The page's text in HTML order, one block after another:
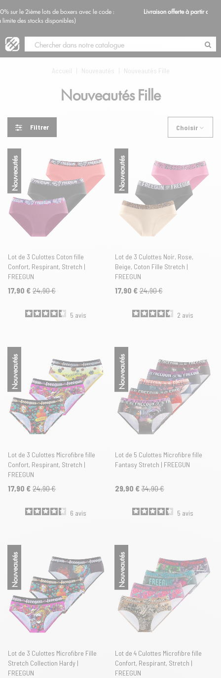
: Livraison offerte à partir de 69€ d'achat en France métropolitaine
Accueil | Nouveautés | Nouveautés Fille
Nouveautés Fille
Filtrer Choisir
Nouveautés
Lot de 3 Culottes Coton fille
Confort, Respirant, Stretch |
FREEGUN
17,90 € 24,90 €
5 avis
Nouveautés
Lot de 3 Culottes Noir, Rose,
Beige, Coton Fille Stretch |
FREEGUN
17,90 € 24,90 €
2 avis
Nouveautés
Lot de 3 Culottes Microfibre fille
Confort, Respirant, Stretch |
FREEGUN
17,90 € 24,90 €
6 avis
Nouveautés
Lot de 5 Culottes Microfibre fille
Fantasy Stretch | FREEGUN
29,90 € 34,90 €
5 avis
Nouveautés
Lot de 3 Culottes Microfibre Fille
Stretch Collection Hardy |
FREEGUN
Nouveautés
Lot de 4 Culottes Microfibre fille
Confort, Respirant, Stretch |
FREEGUN